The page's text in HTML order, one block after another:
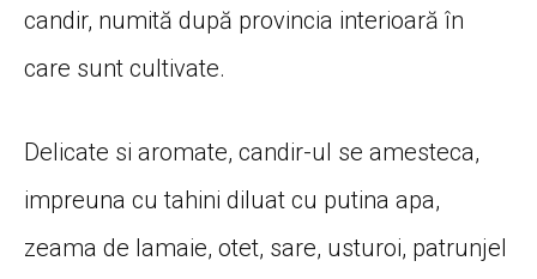
candir, numită după provincia interioară în
care sunt cultivate.
Delicate si aromate, candir-ul se amesteca,
impreuna cu tahini diluat cu putina apa,
zeama de lamaie, otet, sare, usturoi, patrunjel